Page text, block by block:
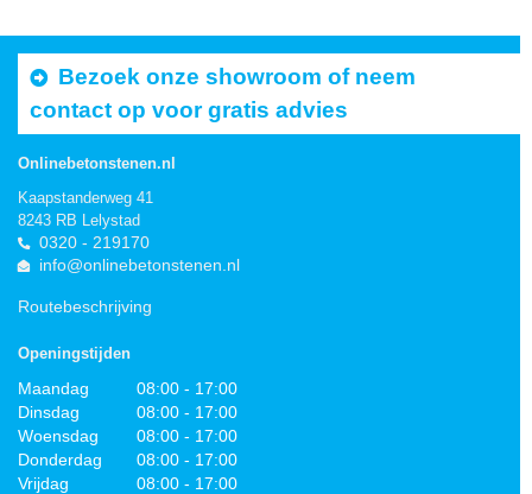
Bezoek onze showroom of neem
contact op voor gratis advies
Onlinebetonstenen.nl
Kaapstanderweg 41
8243 RB Lelystad
0320 - 219170
info@onlinebetonstenen.nl
Routebeschrijving
Openingstijden
Maandag
08:00 - 17:00
Dinsdag
08:00 - 17:00
Woensdag
08:00 - 17:00
Donderdag
08:00 - 17:00
Vrijdag
08:00 - 17:00